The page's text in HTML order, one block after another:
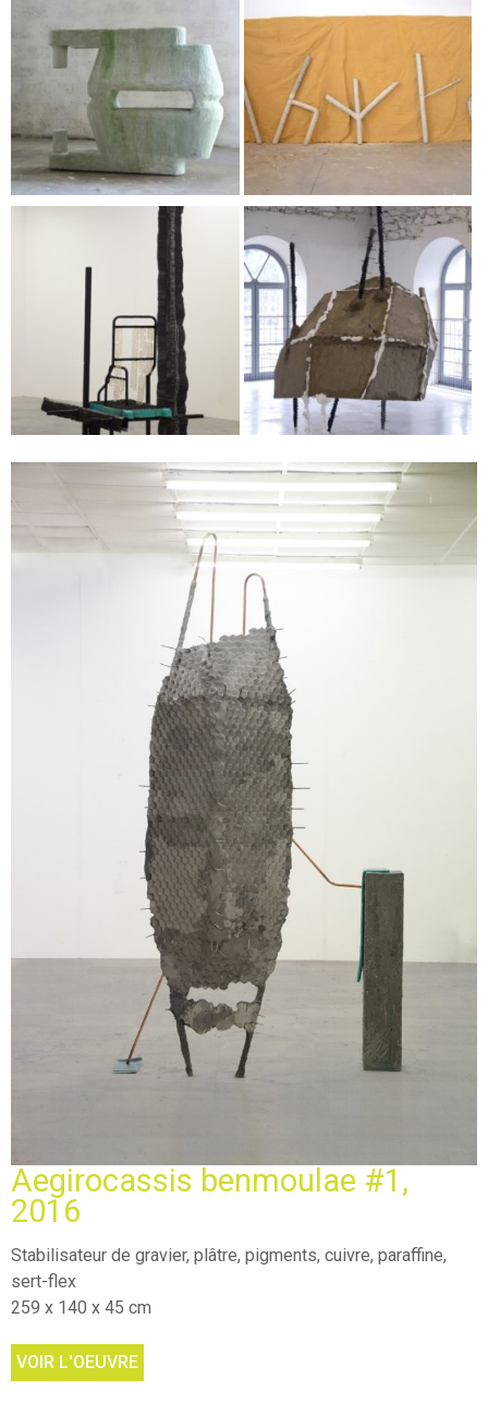
Aegirocassis benmoulae #1,
2016
Stabilisateur de gravier, plâtre, pigments, cuivre, paraffine,
sert-flex
259 x 140 x 45 cm
VOIR L'OEUVRE